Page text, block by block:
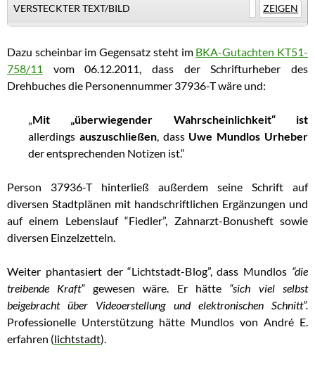
VERSTECKTER TEXT/BILD ZEIGEN
Dazu scheinbar im Gegensatz steht im BKA-Gutachten KT51-
758/11
vom 06.12.2011, dass der Schrifturheber des
Drehbuches die Personennummer 37936-T wäre und:
„Mit „überwiegender Wahrscheinlichkeit“
ist
allerdings auszuschließen, dass Uwe Mundlos Urheber
der entsprechenden Notizen ist.“
Person 37936-T hinterließ außerdem seine Schrift auf
diversen Stadtplänen mit handschriftlichen Ergänzungen und
auf einem Lebenslauf “Fiedler”, Zahnarzt-Bonusheft sowie
diversen Einzelzetteln.
Weiter phantasiert der “Lichtstadt-Blog”, dass Mundlos “die
treibende Kraft”gewesen wäre. Er hätte “sich viel selbst
beigebracht über Videoerstellung und elektronischen Schnitt”.
Professionelle Unterstützung hätte Mundlos von André E.
erfahren (lichtstadt).